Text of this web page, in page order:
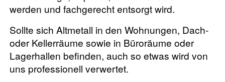
werden und fachgerecht entsorgt wird.
Sollte sich Altmetall in den Wohnungen, Dach-
oder Kellerräume sowie in Büroräume oder
Lagerhallen befinden, auch so etwas wird von
uns professionell verwertet.